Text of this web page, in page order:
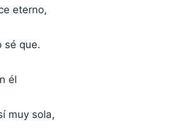
eterno,
sé que.
él
muy sola,